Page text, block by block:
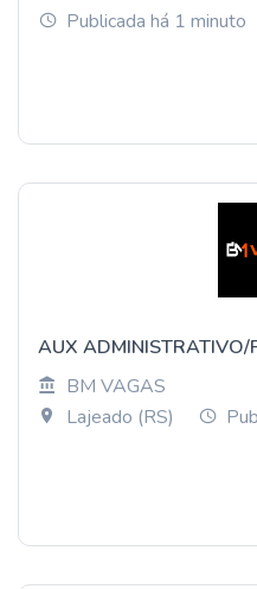
Publicada há 1 minuto
AUX ADMINISTRATIVO/
BM VAGAS
Lajeado (RS)